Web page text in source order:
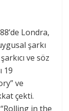
Londra,
şarkı
ve söz
19
ve
çekti.
“Rolling in the